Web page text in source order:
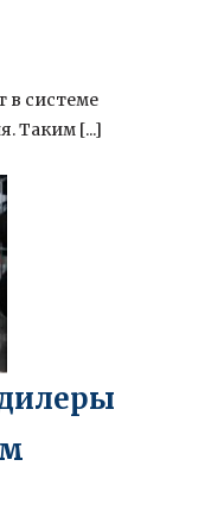
в системе
Таким [...]